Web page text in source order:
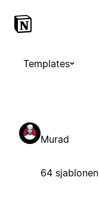
Templates
Murad
64 sjablonen